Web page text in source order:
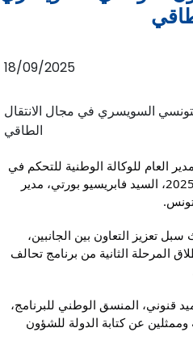
18/09/2025